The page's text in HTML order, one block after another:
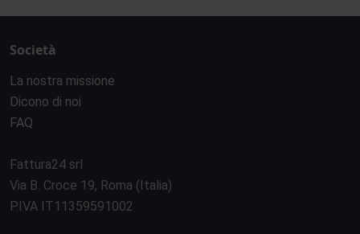
Società
La nostra missione
Dicono di noi
FAQ
Fattura24 srl
Via B. Croce 19, Roma (Italia)
P.IVA IT11359591002